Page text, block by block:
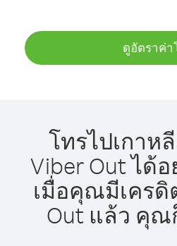
ดูอัตราค่า
โทรไปเกาห
Viber Out ได้
เมื่อคุณมีเครดิ
Out แล้ว คุณ